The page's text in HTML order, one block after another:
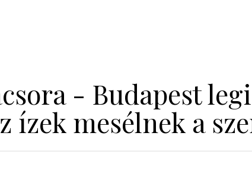
- Budapest
ízek mesélnek a